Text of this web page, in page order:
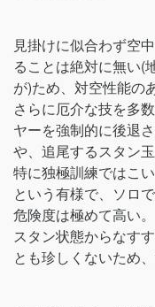
見掛けに似合わず空
ることは絶対に無い(
が)ため、対空性能の
さらに厄介な技を多
ヤーを強制的に後退
や、追尾するスタン
特に独極訓練ではこ
という有様で、ソロ
危険度は極めて高い。
スタン状態からなす
とも珍しくないため